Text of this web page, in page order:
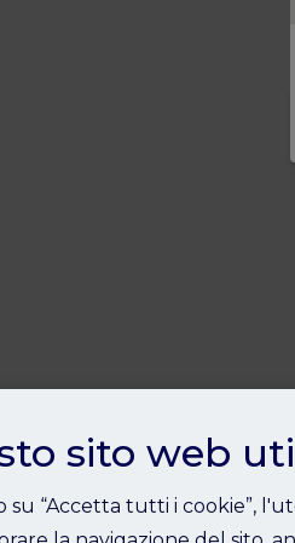
sito web
su “Accetta tutti i cookie”,